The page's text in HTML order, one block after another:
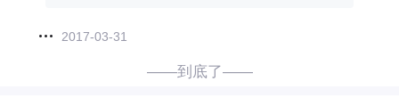
2017-03-31
——到底了——